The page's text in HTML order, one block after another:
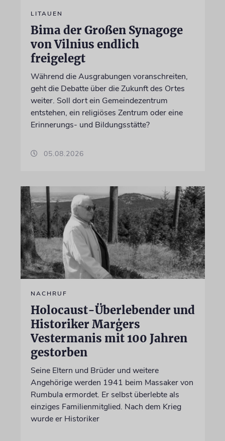
LITAUEN
Bima der Großen Synagoge
von Vilnius endlich
freigelegt
Während die Ausgrabungen voranschreiten,
geht die Debatte über die Zukunft des Ortes
weiter. Soll dort ein Gemeindezentrum
entstehen, ein religiöses Zentrum oder eine
Erinnerungs- und Bildungsstätte?
05.08.2026
NACHRUF
Holocaust-Überlebender und
Historiker Marģers
Vestermanis mit 100 Jahren
gestorben
Seine Eltern und Brüder und weitere
Angehörige werden 1941 beim Massaker von
Rumbula ermordet. Er selbst überlebte als
einziges Familienmitglied. Nach dem Krieg
wurde er Historiker